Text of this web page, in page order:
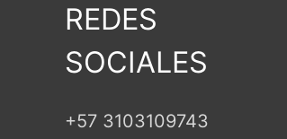
REDES
SOCIALES
+57 3103109743